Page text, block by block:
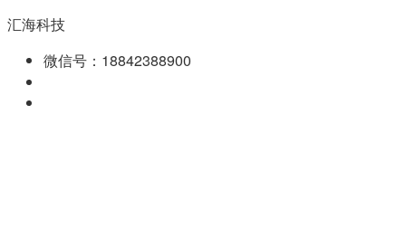
汇海科技
微信号：18842388900